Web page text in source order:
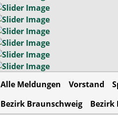
Alle Meldungen Vorstand
Bezirk Braunschweig
Bezirk